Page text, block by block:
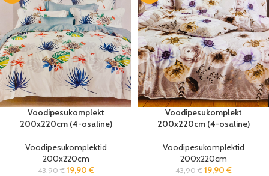
Voodipesukomplekt
200x220cm (4-osaline)
Voodipesukomplektid
200x220cm
43,90€ 19,90 €
Voodipesukomplekt
200x220cm (4-osaline)
Voodipesukomplektid
200x220cm
43,90€ 19,90 €